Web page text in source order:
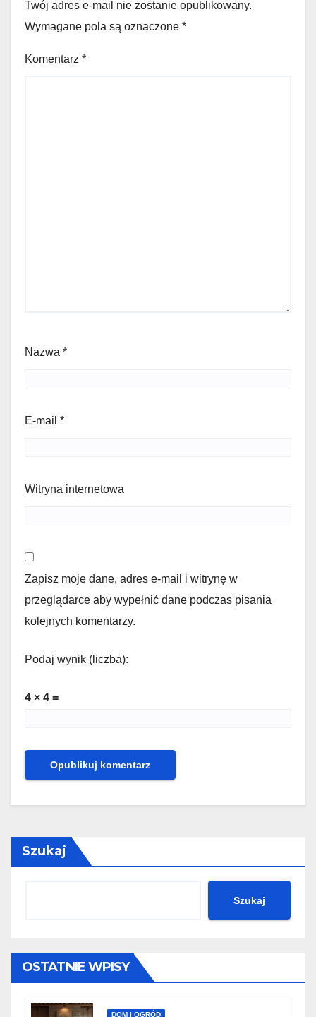
Twój adres e-mail nie zostanie opublikowany.
Wymagane pola są oznaczone *
Komentarz *
Nazwa *
E-mail *
Witryna internetowa
Zapisz moje dane, adres e-mail i witrynę w
przeglądarce aby wypełnić dane podczas pisania
kolejnych komentarzy.
Podaj wynik (liczba):
4 × 4 =
Szukaj
Szukaj
OSTATNIE WPISY
DOM I OGRÓD